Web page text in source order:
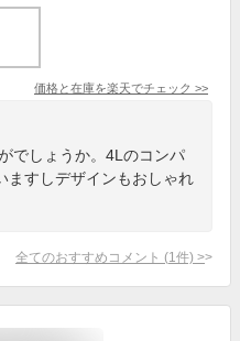
価格と在庫を楽天でチェック >>
でしょうか。4Lのコンパ
ますしデザインもおしゃれ
全てのおすすめコメント (1 件) >